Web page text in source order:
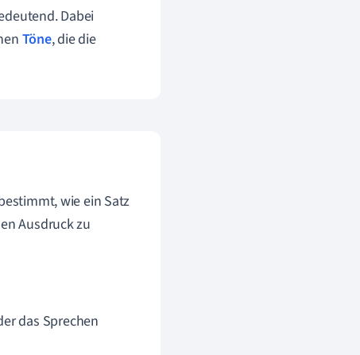
Dabei
Töne, die die
wie ein Satz
Ausdruck zu
das Sprechen